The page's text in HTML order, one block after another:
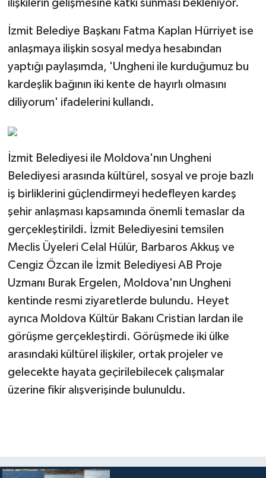
ilişkilerin gelişmesine katkı sunması bekleniyor.
İzmit Belediye Başkanı Fatma Kaplan Hürriyet ise
anlaşmaya ilişkin sosyal medya hesabından
yaptığı paylaşımda, 'Ungheni ile kurduğumuz bu
kardeşlik bağının iki kente de hayırlı olmasını
diliyorum' ifadelerini kullandı.
İzmit Belediyesi ile Moldova'nın Ungheni
Belediyesi arasında kültürel, sosyal ve proje bazlı
iş birliklerini güçlendirmeyi hedefleyen kardeş
şehir anlaşması kapsamında önemli temaslar da
gerçekleştirildi. İzmit Belediyesini temsilen
Meclis Üyeleri Celal Hülür, Barbaros Akkuş ve
Cengiz Özcan ile İzmit Belediyesi AB Proje
Uzmanı Burak Ergelen, Moldova'nın Ungheni
kentinde resmi ziyaretlerde bulundu. Heyet
ayrıca Moldova Kültür Bakanı Cristian Iardan ile
görüşme gerçekleştirdi. Görüşmede iki ülke
arasındaki kültürel ilişkiler, ortak projeler ve
gelecekte hayata geçirilebilecek çalışmalar
üzerine fikir alışverişinde bulunuldu.